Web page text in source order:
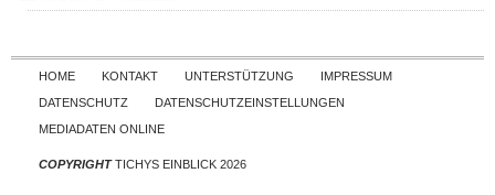
Skip to content
HOME KONTAKT UNTERSTÜTZUNG
IMPRESSUM
DATENSCHUTZ
DATENSCHUTZEINSTELLUNGEN
MEDIADATEN ONLINE
COPYRIGHTTICHYS EINBLICK 2026